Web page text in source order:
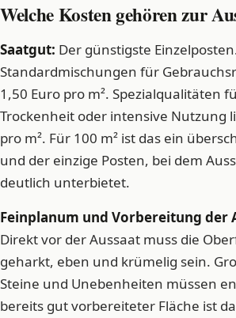
Welche Kosten gehören zur
Saatgut: Der günstigste
Standardmischungen für
1,50 Euro pro m². Spezialqualitäten
Trockenheit oder intensive Nutzung
pro m². Für 100 m² ist das ein
und der einzige Posten, bei dem
deutlich unterbietet.
Feinplanum und Vorbereitung der
Direkt vor der Aussaat muss die
geharkt, eben und krümelig sein.
Steine und Unebenheiten müssen
bereits gut vorbereiteter Fläche ist